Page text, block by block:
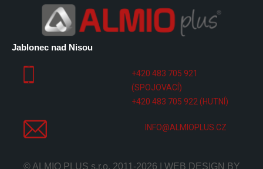
Jablonec nad Nisou
+420 483 705 921
(SPOJOVACÍ)
+420 483 705 922 (HUTNÍ)
INFO@ALMIOPLUS.CZ
© ALMIO PLUS s.r.o. 2011-2026 | WEB DESIGN BY